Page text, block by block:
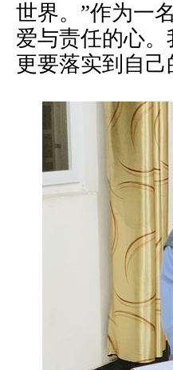
世界。”作为一
爱与责任的心
更要落实到自己